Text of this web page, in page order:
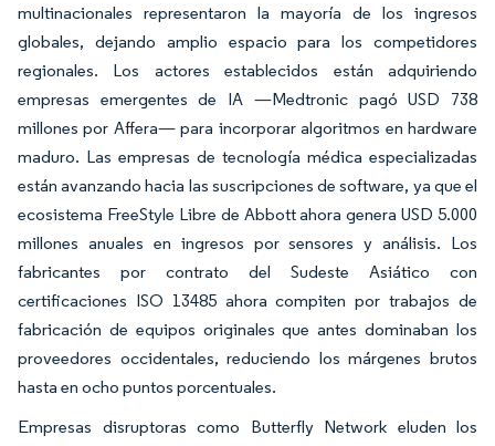
multinacionales representaron la mayoría de los ingresos
globales, dejando amplio espacio para los competidores
regionales. Los actores establecidos están adquiriendo
empresas emergentes de IA —Medtronic pagó USD 738
millones por Affera— para incorporar algoritmos en hardware
maduro. Las empresas de tecnología médica especializadas
están avanzando hacia las suscripciones de software, ya que el
ecosistema FreeStyle Libre de Abbott ahora genera USD 5.000
millones anuales en ingresos por sensores y análisis. Los
fabricantes por contrato del Sudeste Asiático con
certificaciones ISO 13485 ahora compiten por trabajos de
fabricación de equipos originales que antes dominaban los
proveedores occidentales, reduciendo los márgenes brutos
hasta en ocho puntos porcentuales.
Empresas disruptoras como Butterfly Network eluden los